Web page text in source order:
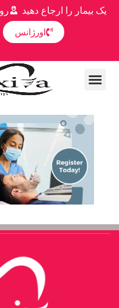
7 یک بیمار را ارجاع دهید
اورژانس